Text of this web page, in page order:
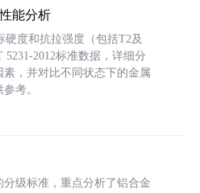
能分析
度和抗拉强度（包括T2及
2012标准数据，详细分
，并对比不同状态下的金属
考。
级标准，重点分析了铝合金